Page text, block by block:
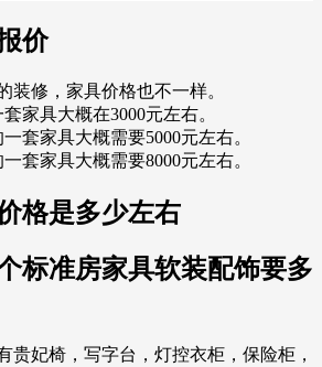
价
装修，家具价格也不一样。
家具大概在3000元左右。
套家具大概需要5000元左右。
套家具大概需要8000元左右。
格是多少左右
标准房家具软装配饰要多
贵妃椅，写字台，灯控衣柜，保险柜，